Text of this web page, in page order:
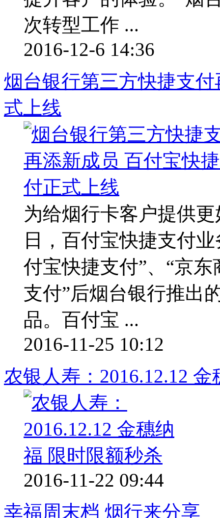
次转型工作 ...
2016-12-6 14:36
烟台银行第三方快捷支
式上线
为给烟行卡客户提供
日，百付宝快捷支付
付宝快捷支付”、“京
支付”后烟台银行推出
品。百付宝 ...
2016-11-25 10:12
农银人寿：2016.12.12
2016-11-22 09:44
幸福周末档 烟行来分享